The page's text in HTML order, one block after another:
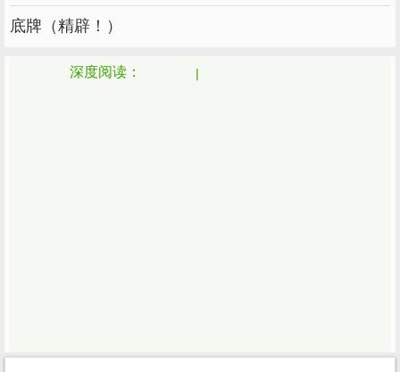
底牌（精辟！）
深度阅读：